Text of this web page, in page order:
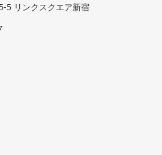
5 リンクスクエア新宿